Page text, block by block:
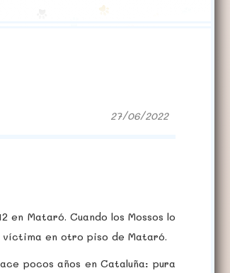
27/06/2022
en Mataró. Cuando los Mossos lo
víctima en otro piso de Mataró.
pocos años en Cataluña: pura